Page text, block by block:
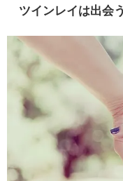
ツインレイは出会